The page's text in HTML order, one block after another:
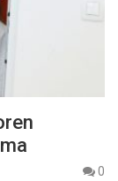
0